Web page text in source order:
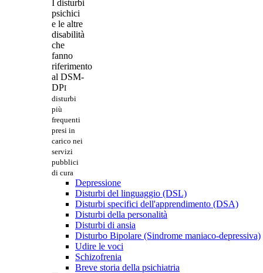
I disturbi
psichici
e le altre
disabilità
che
fanno
riferimento
al DSM-
DPI
disturbi
più
frequenti
presi in
carico nei
servizi
pubblici
di cura
Depressione
Disturbi del linguaggio (DSL)
Disturbi specifici dell'apprendimento (DSA)
Disturbi della personalità
Disturbi di ansia
Disturbo Bipolare (Sindrome maniaco-depressiva)
Udire le voci
Schizofrenia
Breve storia della psichiatria